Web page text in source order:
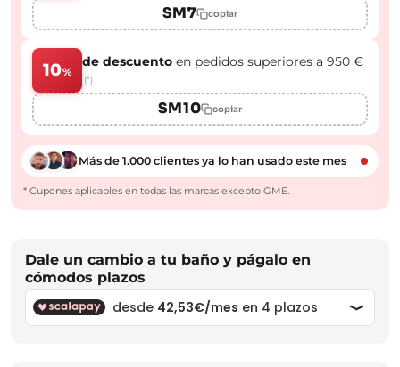
SM7 copiar
10%
de descuento en pedidos superiores a 950 €
(*)
SM10 copiar
Más de 1.000 clientes ya lo han usado este mes
* Cupones aplicables en todas las marcas excepto GME.
Dale un cambio a tu baño y págalo en
cómodos plazos